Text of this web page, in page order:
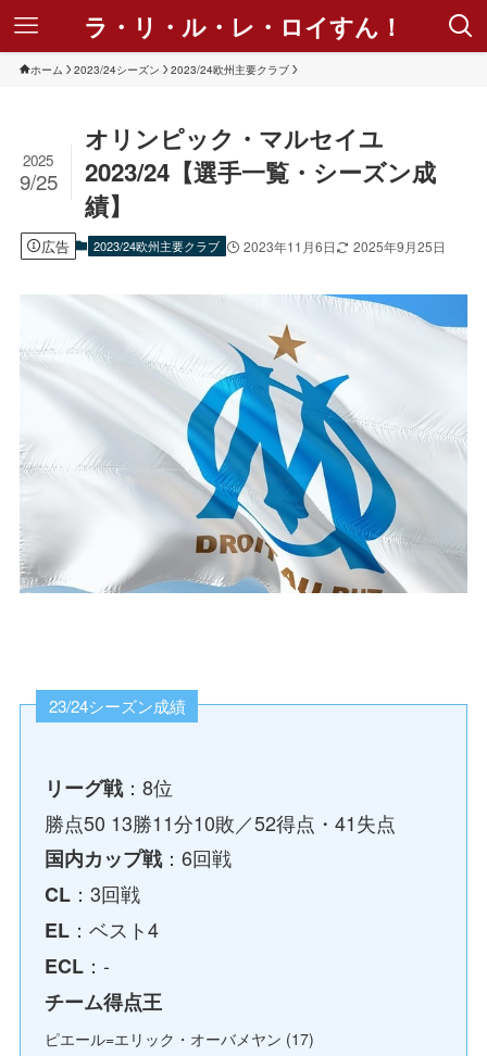
ラ・リ・ル・レ・ロイすん！
ホーム 2023/24シーズン 2023/24欧州主要クラブ
オリンピック・マルセイユ
2023/24【選手一覧・シーズン成
績】
2025
9/25
広告 2023/24欧州主要クラブ 2023年11月6日 2025年9月25日
23/24シーズン成績
リーグ戦：8位
勝点50 13勝11分10敗／52得点・41失点
国内カップ戦：6回戦
CL ：3回戦
EL ：ベスト4
ECL ：-
チーム得点王
ピエール=エリック・オーバメヤン (17)